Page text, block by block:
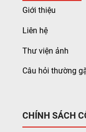
Giới thiệu
Liên hệ
Thư viện ảnh
Câu hỏi thường
CHÍNH SÁCH